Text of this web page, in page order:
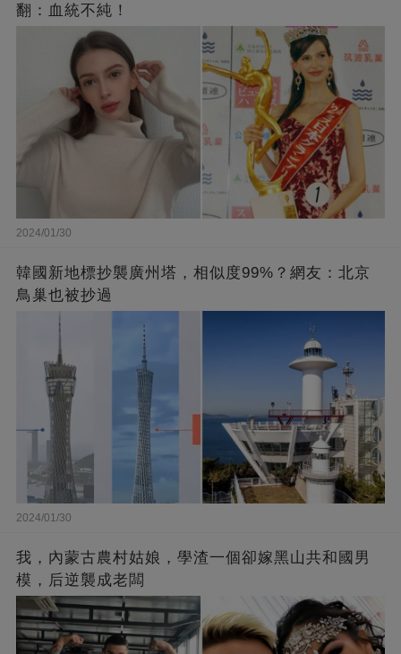
翻：血統不純！
2024/01/30
韓國新地標抄襲廣州塔，相似度99%？網友：北京
鳥巢也被抄過
2024/01/30
我，內蒙古農村姑娘，學渣一個卻嫁黑山共和國男
模，后逆襲成老闆